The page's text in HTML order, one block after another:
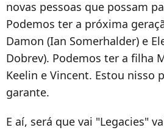
novas pessoas que possam
Podemos ter a próxima
Damon (Ian Somerhalder) e
Dobrev). Podemos ter a filha
Keelin e Vincent. Estou nisso
garante.
E aí, será que vai "Legacies"